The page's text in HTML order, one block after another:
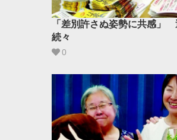
「差別許さぬ姿勢に共感」
続々
0